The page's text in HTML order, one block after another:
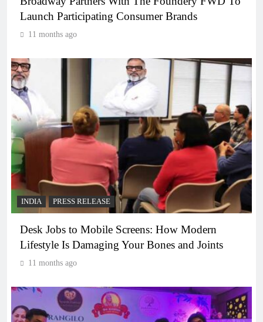
Launch Participating Consumer Brands
11 months ago
INDIA PRESS RELEASE
Desk Jobs to Mobile Screens: How Modern
Lifestyle Is Damaging Your Bones and Joints
11 months ago